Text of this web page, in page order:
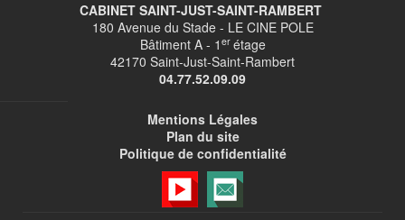
CABINET SAINT-JUST-SAINT-RAMBERT
180 Avenue du Stade - LE CINE POLE
Bâtiment A - 1 er étage
42170 Saint-Just-Saint-Rambert
04.77.52.09.09
Mentions Légales
Plan du site
Politique de confidentialité